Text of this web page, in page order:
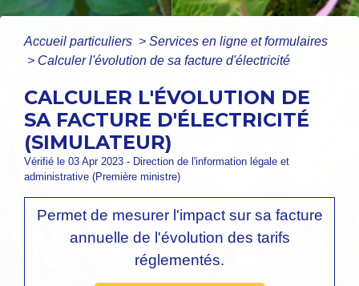
Accueil particuliers > Services en ligne et formulaires
> Calculer l'évolution de sa facture d'électricité
CALCULER L'ÉVOLUTION DE
SA FACTURE D'ÉLECTRICITÉ
(SIMULATEUR)
Vérifié le 03 Apr 2023 - Direction de l'information légale et
administrative (Première ministre)
Permet de mesurer l'impact sur sa facture
annuelle de l'évolution des tarifs
réglementés.